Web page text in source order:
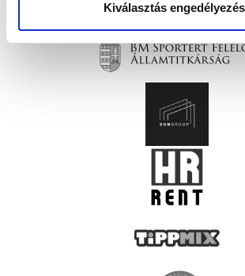
Kiválasztás